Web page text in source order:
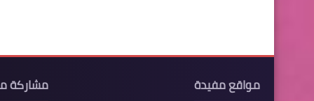
مواقع مفيدة مشاركة